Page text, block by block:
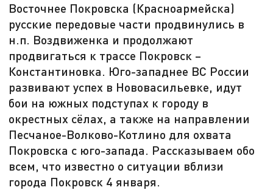
Восточнее Покровска (Красноармейска)
русские передовые части продвинулись в
н.п. Воздвиженка и продолжают
продвигаться к трассе Покровск –
Константиновка. Юго-западнее ВС России
развивают успех в Нововасильевке, идут
бои на южных подступах к городу в
окрестных сёлах, а также на направлении
Песчаное-Волково-Котлино для охвата
Покровска с юго-запада. Рассказываем обо
всем, что известно о ситуации вблизи
города Покровск 4 января.